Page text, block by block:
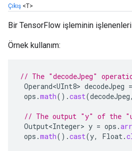
Çıkış <T>
Bir TensorFlow işleminin işlenenleri
Örnek kullanım:
// The "decodeJpeg"
Operand<UInt8> decodeJpeg =
ops .math().cast(decodeJpeg,
// The output "y" of the
Output<Integer> y = ops .
ops .math().cast(y, Float.